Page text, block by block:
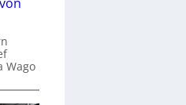
Wago